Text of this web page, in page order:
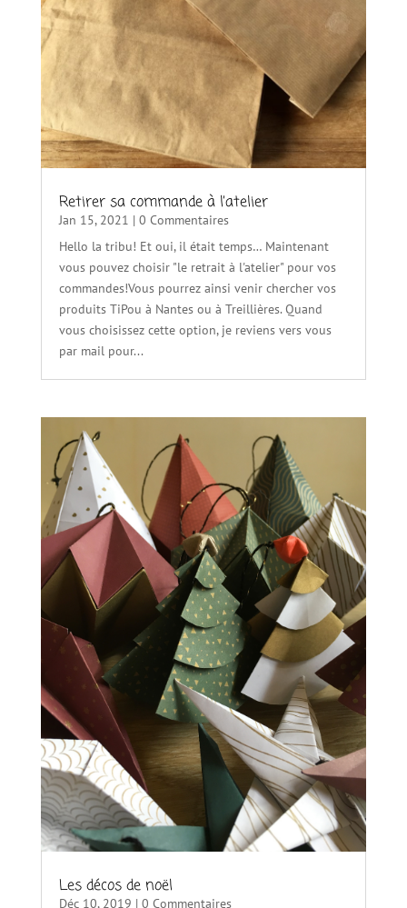
Retirer sa commande à l’atelier
Jan 15, 2021 | 0 Commentaires
Hello la tribu! Et oui, il était temps… Maintenant
vous pouvez choisir "le retrait à l'atelier" pour vos
commandes!Vous pourrez ainsi venir chercher vos
produits TiPou à Nantes ou à Treillières. Quand
vous choisissez cette option, je reviens vers vous
par mail pour...
Les décos de noël
Déc 10, 2019 | 0 Commentaires